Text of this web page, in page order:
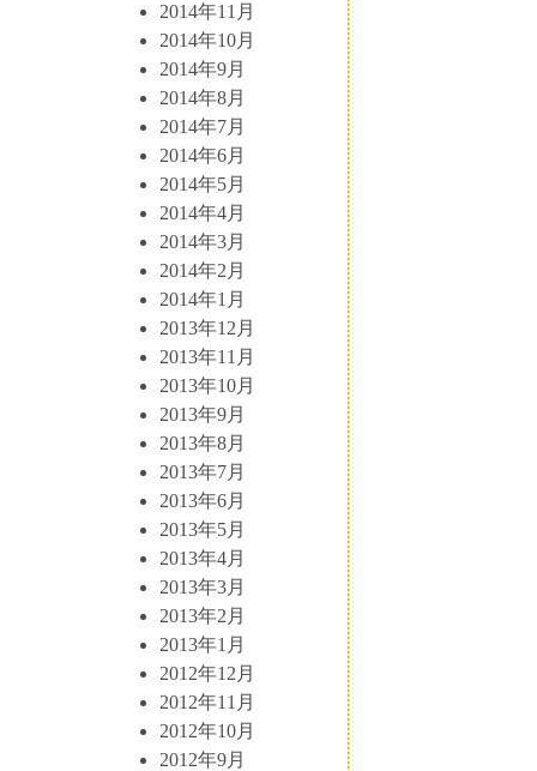
2014年11月
2014年10月
2014年9月
2014年8月
2014年7月
2014年6月
2014年5月
2014年4月
2014年3月
2014年2月
2014年1月
2013年12月
2013年11月
2013年10月
2013年9月
2013年8月
2013年7月
2013年6月
2013年5月
2013年4月
2013年3月
2013年2月
2013年1月
2012年12月
2012年11月
2012年10月
2012年9月